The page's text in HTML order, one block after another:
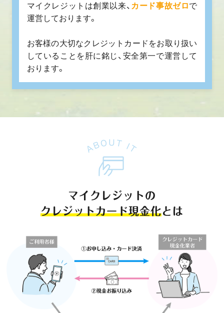
マイクレジットは創業以来、 カード事故ゼロで
運営しております。
お客様の大切なクレジットカードをお取り扱い
していることを肝に銘じ、安全第一で運営して
おります。
マイクレジットの
クレジットカード現金化とは